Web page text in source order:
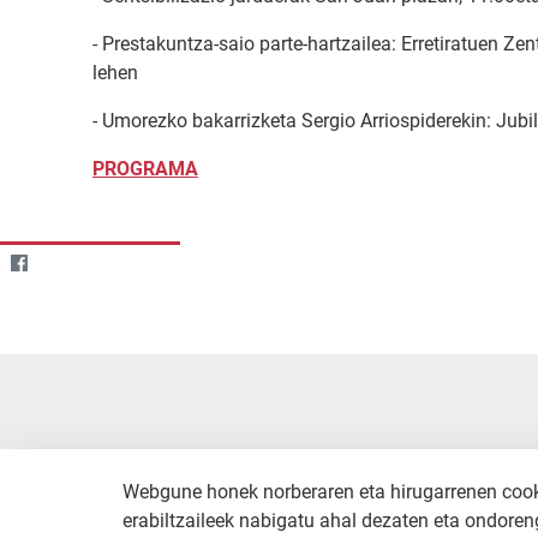
- Prestakuntza-saio parte-hartzailea: Erretiratuen
lehen
- Umorezko bakarrizketa Sergio Arriospiderekin:
PROGRAMA
Webgune honek norberaren eta hirugarrenen
erabiltzaileek nabigatu ahal dezaten eta